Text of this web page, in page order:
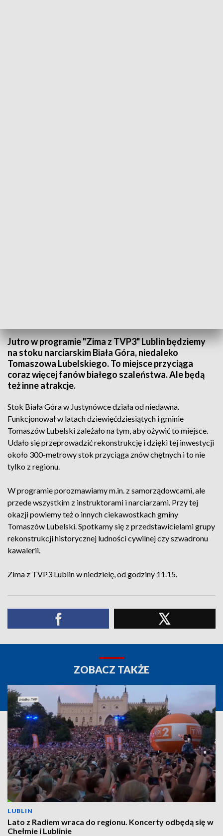
Jutro w programie "Zima z TVP3" Lublin będziemy
na stoku narciarskim Biała Góra, niedaleko
Tomaszowa Lubelskiego. To miejsce przyciąga
coraz więcej fanów białego szaleństwa. Ale będą
też inne atrakcje.
Stok Biała Góra w Justynówce działa od niedawna.
Funkcjonował w latach dziewięćdziesiątych i gminie
Tomaszów Lubelski zależało na tym, aby ożywić to miejsce.
Udało się przeprowadzić rekonstrukcję i dzięki tej inwestycji
około 300-metrowy stok przyciąga znów chętnych i to nie
tylko z regionu.
W programie porozmawiamy m.in. z samorządowcami, ale
przede wszystkim z instruktorami i narciarzami. Przy tej
okazji powiemy też o innych ciekawostkach gminy
Tomaszów Lubelski. Spotkamy się z przedstawicielami grupy
rekonstrukcji historycznej ludności cywilnej czy szwadronu
kawalerii.
Zima z TVP3 Lublin w niedzielę, od godziny 11.15.
ZOBACZ TAKŻE
LUBLIN
Lato z Radiem wraca do regionu. Koncerty odbędą się w
Chełmie i Lublinie